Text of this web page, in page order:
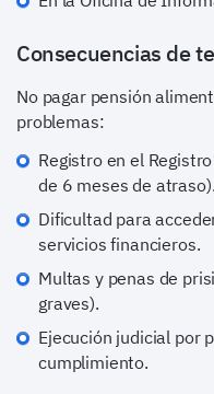
Consecuencias de
No pagar pensión
problemas:
Registro en el
de 6 meses de atraso).
Dificultad para
servicios financieros.
Multas y penas de
graves).
Ejecución judicial por
cumplimiento.